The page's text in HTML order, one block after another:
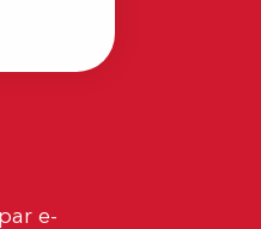
e-